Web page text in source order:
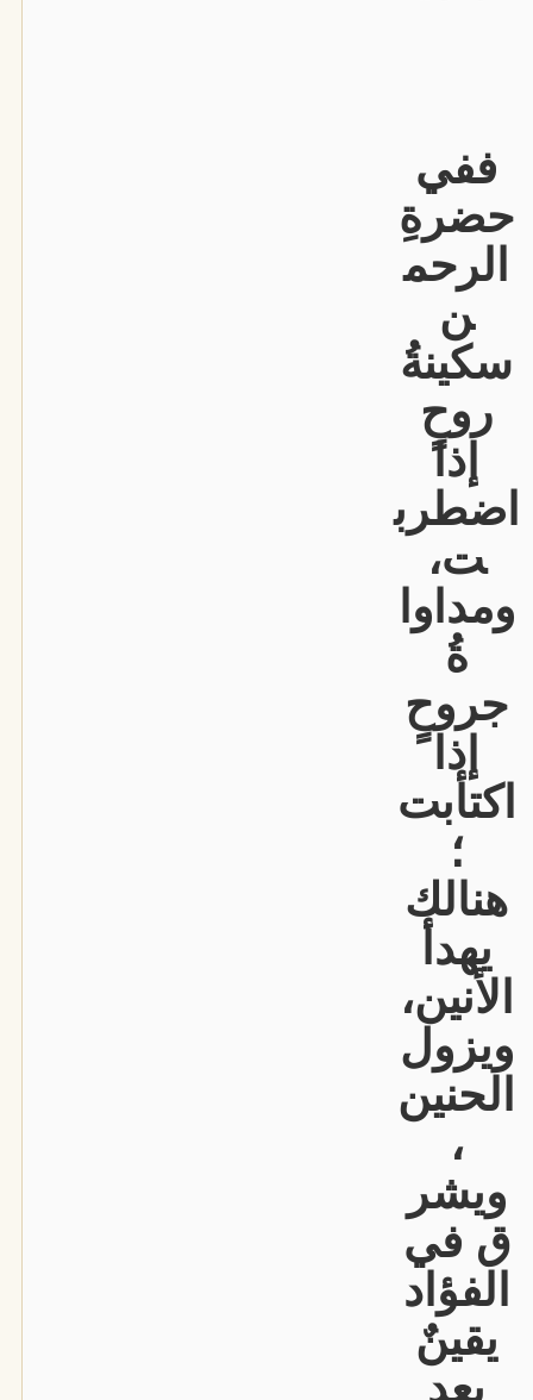
ففي
حضرةِ
الرحم
ن
سكينةُ
روحٍ
إذا
اضطرب
ت،
ومداوا
ةُ
جروحٍ
إذا
اكتأبت
؛
هنالك
يهدأ
الأنين،
ويزول
الحنين
،
ويشر
ق في
الفؤاد
يقينٌ
بعد